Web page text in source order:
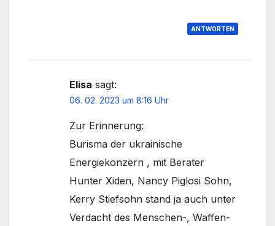
ANTWORTEN
Elisa sagt:
06. 02. 2023 um 8:16 Uhr
Zur Erinnerung:
Burisma der ukrainische
Energiekonzern , mit Berater
Hunter Xiden, Nancy Piglosi Sohn,
Kerry Stiefsohn stand ja auch unter
Verdacht des Menschen-, Waffen-